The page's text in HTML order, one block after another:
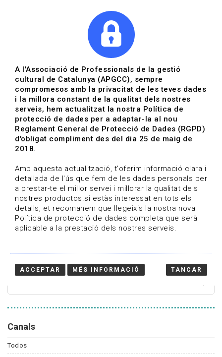
Actualitza't
Vols estar al dia?
HOME / BLOG
Estigues al dia
Convocatòries, activitats i notícies del sector de la
cultura.
Canals
Todos
A l'Associació de Professionals de la gestió
cultural de Catalunya (APGCC), sempre
compromesos amb la privacitat de les teves dades
i la millora constant de la qualitat dels nostres
serveis, hem actualitzat la nostra Política de
protecció de dades per a adaptar-la al nou
Reglament General de Protecció de Dades (RGPD)
d'obligat compliment des del dia 25 de maig de
2018.
Amb aquesta actualització, t'oferim informació clara i
detallada de l'ús que fem de les dades personals per
a prestar-te el millor servei i millorar la qualitat dels
nostres productos.si estàs interessat en tots els
detalls, et recomanem que llegeixis la nostra nova
Política de protecció de dades completa que serà
aplicable a la prestació dels nostres serveis.
ACCEPTAR MÉS INFORMACIÓ TANCAR